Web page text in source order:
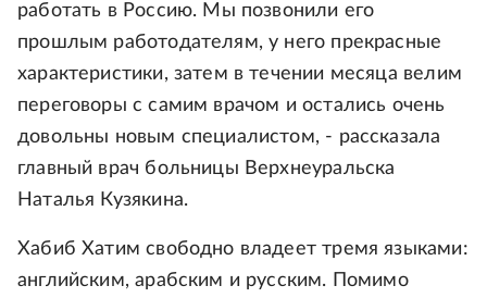
работать в Россию. Мы позвонили его
прошлым работодателям, у него прекрасные
характеристики, затем в течении месяца велим
переговоры с самим врачом и остались очень
довольны новым специалистом, - рассказала
главный врач больницы Верхнеуральска
Наталья Кузякина.
Хабиб Хатим свободно владеет тремя языками:
английским, арабским и русским. Помимо